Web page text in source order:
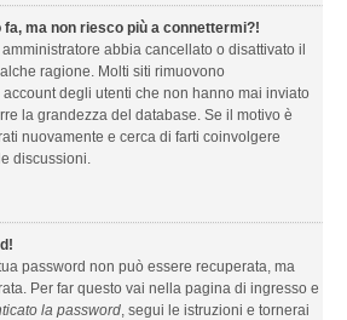
ma non riesco più a connettermi?!
abbia cancellato o disattivato il
ragione. Molti siti rimuovono
degli utenti che non hanno mai inviato
la grandezza del database. Se il motivo è
nuovamente e cerca di farti coinvolgere
discussioni.
password non può essere recuperata, ma
Per far questo vai nella pagina di ingresso e
la password, segui le istruzioni e tornerai